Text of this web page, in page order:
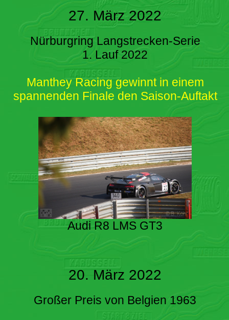
27. März 2022
Nürburgring Langstrecken-Serie
1. Lauf 2022
Manthey Racing gewinnt in einem
spannenden Finale den Saison-Auftakt
Audi R8 LMS GT3
20. März 2022
Großer Preis von Belgien 1963